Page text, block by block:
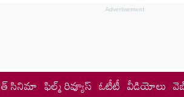
సినిమా ఫిల్మ్ రివ్యూస్ ఓటీటీ వీడియోలు